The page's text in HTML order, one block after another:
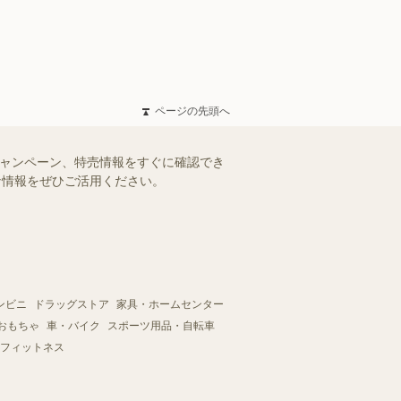
ページの先頭へ
ンペーン、特売情報をすぐに確認でき
報をぜひご活用ください。
ビニ ドラッグストア
家具・ホームセンター
もちゃ
車・バイク
スポーツ用品・自転車
ィットネス